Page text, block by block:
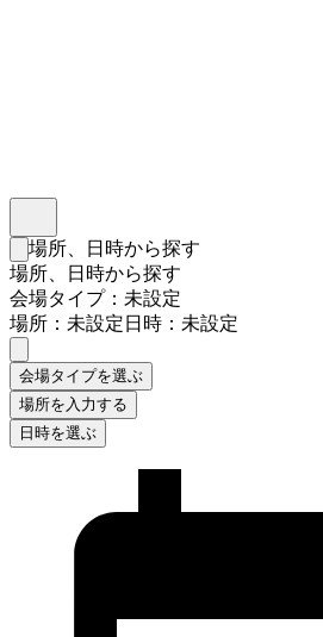
検索フォームを閉じる
場所、日時から探す
場所、日時から探す
会場タイプ：未設定
場所：未設定日時：未設定
会場タイプを選ぶ
場所を入力する
日時を選ぶ